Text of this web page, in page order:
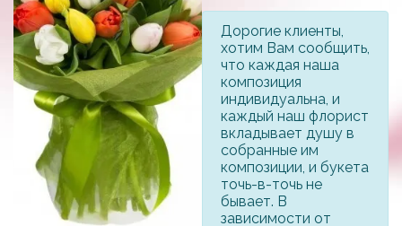
Дорогие клиенты,
хотим Вам сообщить,
что каждая наша
композиция
индивидуальна, и
каждый наш флорист
вкладывает душу в
собранные им
композиции, и букета
точь-в-точь не
бывает. В
зависимости от